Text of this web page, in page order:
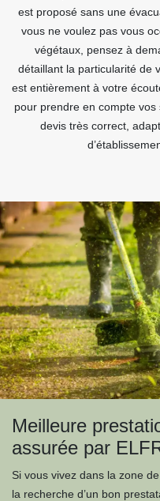
est proposé sans une
vous ne voulez pas vous
végétaux, pensez à
détaillant la particularité de
est entièrement à votre
pour prendre en compte
devis très correct,
Meilleure
assurée par
Si vous vivez dans la zone
la recherche d’un bon